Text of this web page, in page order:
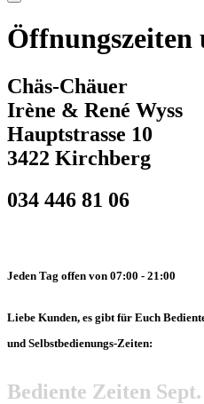
Chäs-Chäuer
Irène & René Wyss
Hauptstrasse 10
3422 Kirchberg
034 446 81 06
Jeden Tag offen von 07:00 - 21:00
Liebe Kunden, es gibt für Euch
und Selbstbedienungs-Zeiten:
Bediente Zeiten